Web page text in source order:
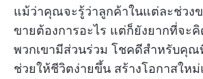
แม้ว่าคุณจะรู้ว่าลูกค้าในแต่ละช่วง
ขายต้องการอะไร แต่ก็ยังยากที่จะ
พวกเขามีส่วนร่วม โชคดีสำหรับคุณ
ช่วยให้ชีวิตง่ายขึ้น สร้างโอกาสให